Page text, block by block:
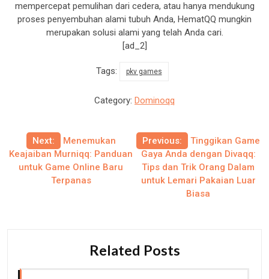
mempercepat pemulihan dari cedera, atau hanya mendukung
proses penyembuhan alami tubuh Anda, HematQQ mungkin
merupakan solusi alami yang telah Anda cari.
[ad_2]
Tags: pkv games
Category: Dominoqq
Post
navigation
Previous:
Tinggikan Game
Gaya Anda dengan Divaqq:
Tips dan Trik Orang Dalam
untuk Lemari Pakaian Luar
Biasa
Next:
Menemukan
Keajaiban Murniqq: Panduan
untuk Game Online Baru
Terpanas
Related Posts